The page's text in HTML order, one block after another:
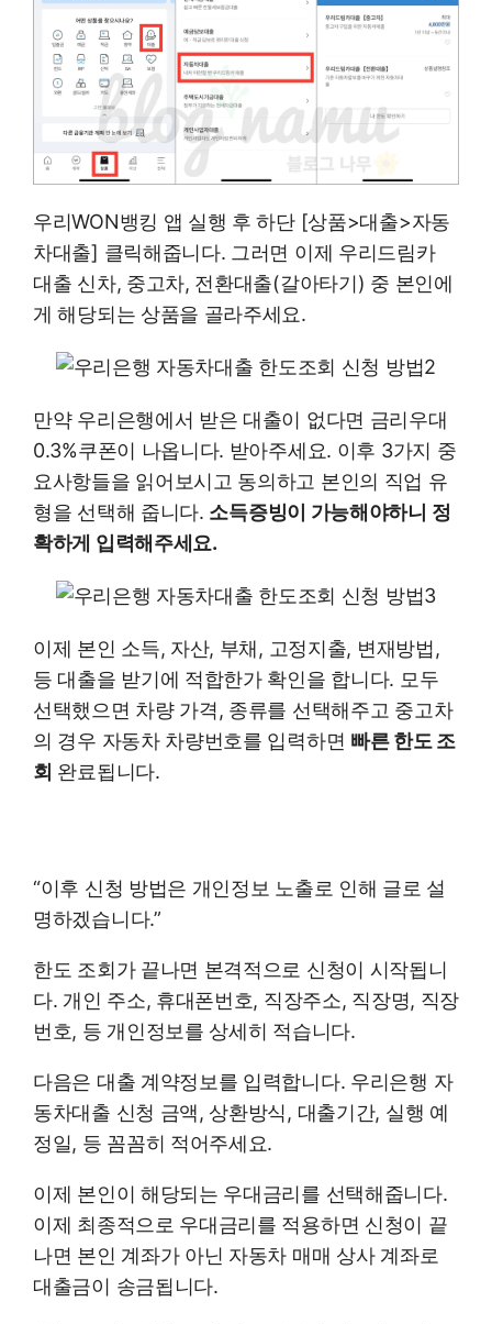
우리WON뱅킹 앱 실행 후 하단 [상품>대출>자동
차대출] 클릭해줍니다. 그러면 이제 우리드림카
대출 신차, 중고차, 전환대출(갈아타기) 중 본인에
게 해당되는 상품을 골라주세요.
만약 우리은행에서 받은 대출이 없다면 금리우대
0.3%쿠폰이 나옵니다. 받아주세요. 이후 3가지 중
요사항들을 읽어보시고 동의하고 본인의 직업 유
형을 선택해 줍니다. 소득증빙이 가능해야하니 정
확하게 입력해주세요.
이제 본인 소득, 자산, 부채, 고정지출, 변재방법,
등 대출을 받기에 적합한가 확인을 합니다. 모두
선택했으면 차량 가격, 종류를 선택해주고 중고차
의 경우 자동차 차량번호를 입력하면 빠른 한도 조
회 완료됩니다.
“이후 신청 방법은 개인정보 노출로 인해 글로 설
명하겠습니다.”
한도 조회가 끝나면 본격적으로 신청이 시작됩니
다. 개인 주소, 휴대폰번호, 직장주소, 직장명, 직장
번호, 등 개인정보를 상세히 적습니다.
다음은 대출 계약정보를 입력합니다. 우리은행 자
동차대출 신청 금액, 상환방식, 대출기간, 실행 예
정일, 등 꼼꼼히 적어주세요.
이제 본인이 해당되는 우대금리를 선택해줍니다.
이제 최종적으로 우대금리를 적용하면 신청이 끝
나면 본인 계좌가 아닌 자동차 매매 상사 계좌로
대출금이 송금됩니다.